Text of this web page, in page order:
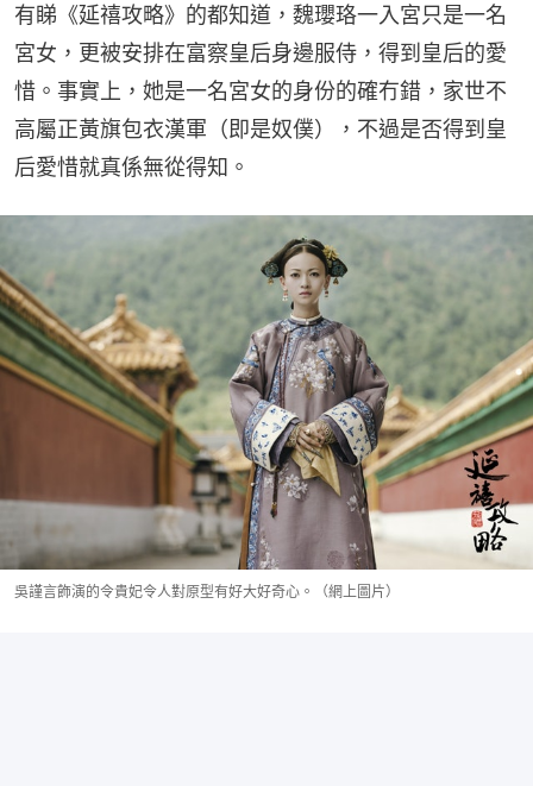
有睇《延禧攻略》的都知道，魏瓔珞一入宮只是一名
宮女，更被安排在富察皇后身邊服侍，得到皇后的愛
惜。事實上，她是一名宮女的身份的確冇錯，家世不
高屬正黃旗包衣漢軍（即是奴僕），不過是否得到皇
后愛惜就真係無從得知。
吳謹言飾演的令貴妃令人對原型有好大好奇心。（網上圖片）